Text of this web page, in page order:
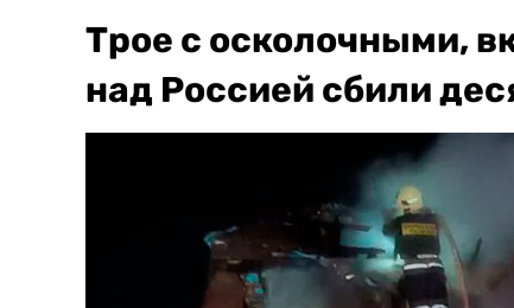
Трое с осколочными,
над Россией сбили